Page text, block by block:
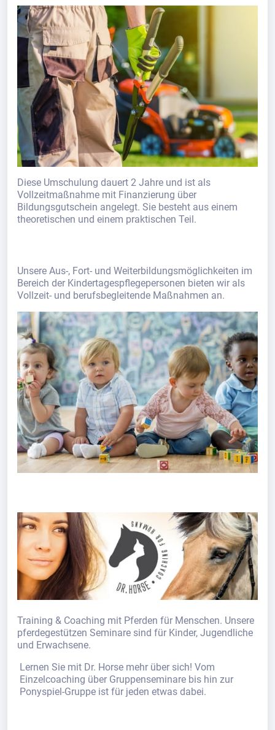
Diese Umschulung dauert 2 Jahre und ist als
Vollzeitmaßnahme mit Finanzierung über
Bildungsgutschein angelegt. Sie besteht aus einem
theoretischen und einem praktischen Teil.
Unsere Aus-, Fort- und Weiterbildungsmöglichkeiten im
Bereich der Kindertagespflegepersonen bieten wir als
Vollzeit- und berufsbegleitende Maßnahmen an.
Training & Coaching mit Pferden für Menschen. Unsere
pferdegestützen Seminare sind für Kinder, Jugendliche
und Erwachsene.
Lernen Sie mit Dr. Horse mehr über sich! Vom
Einzelcoaching über Gruppenseminare bis hin zur
Ponyspiel-Gruppe ist für jeden etwas dabei.